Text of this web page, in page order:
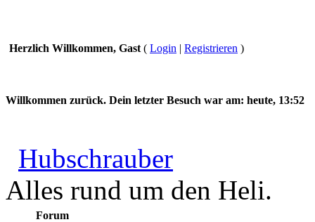
Herzlich Willkommen, Gast ( Login | Registrieren )
Willkommen zurück. Dein letzter Besuch war am: heute, 13:52
Hubschrauber
Alles rund um den Heli.
Forum